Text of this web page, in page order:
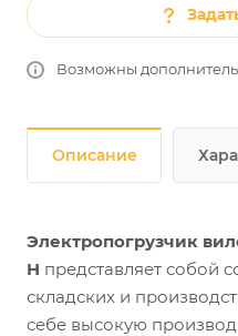
Возможны
Описание
Электропогрузчик
H представляет собой
складских и
себе высокую